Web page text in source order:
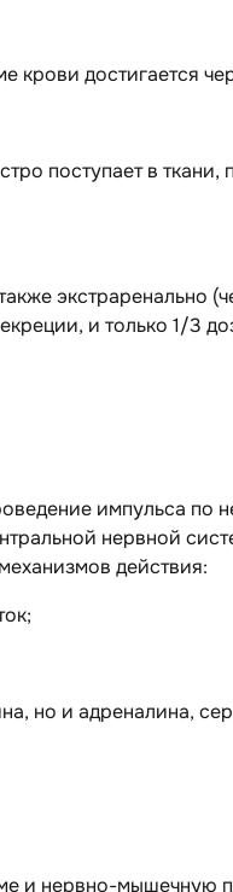
крови достигается
поступает в ткани,
экстраренально
и только 1/3
импульса по
нервной
действия:
но и адреналина,
и нервно-мышечную